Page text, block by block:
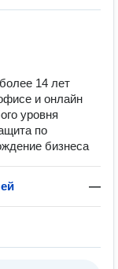
14 лет
и онлайн
уровня
по
бизнеса
—